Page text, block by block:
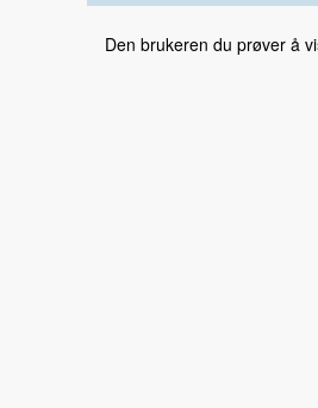
Den brukeren du prøver å